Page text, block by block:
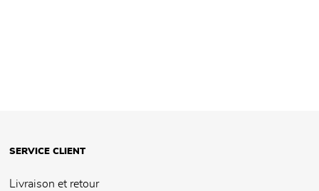
SERVICE CLIENT
Livraison et retour